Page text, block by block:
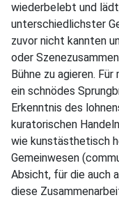
wiederbelebt und
unterschiedlichster
zuvor nicht kannten
oder
Bühne zu agieren.
ein schnödes
Erkenntnis des
kuratorischen
wie kunstästhetisch
Gemeinwesen
Absicht, für die auch
diese